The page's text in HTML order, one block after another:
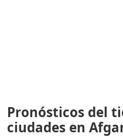
Pronósticos del
ciudades en